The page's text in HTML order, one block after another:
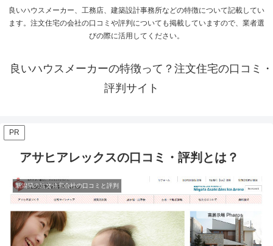
良いハウスメーカー、工務店、建築設計事務所などの特徴について記載してい
ます。注文住宅の会社の口コミや評判についても掲載していますので、業者選
びの際に活用してください。
良いハウスメーカーの特徴って？注文住宅の口コミ・
評判サイト
PR
アサヒアレックスの口コミ・評判とは？
新潟県の注文住宅会社の口コミと評判